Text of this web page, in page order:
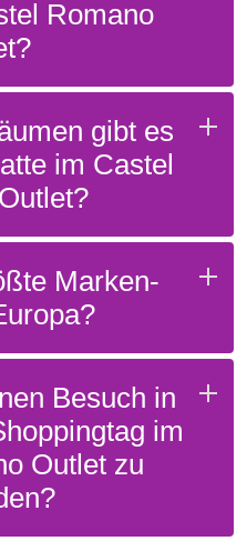
Romano
gibt es
im Castel
Marken-
Besuch in
im
Outlet zu